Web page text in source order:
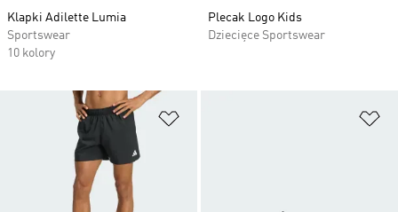
Klapki Adilette Lumia
Sportswear
10 kolory
Plecak Logo Kids
Dziecięce Sportswear